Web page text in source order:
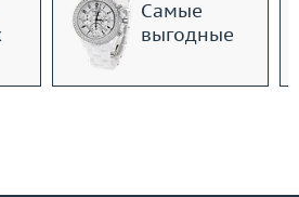
Самые
выгодные